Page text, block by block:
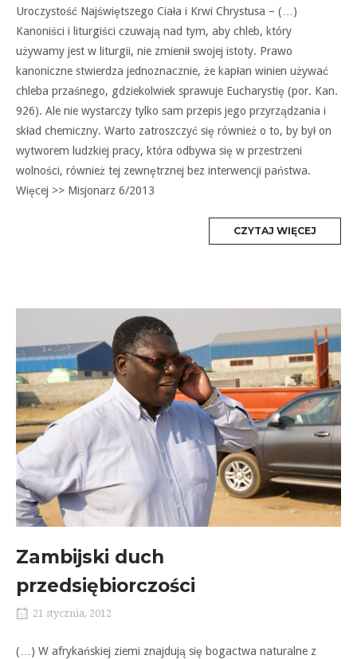
Uroczystość Najświętszego Ciała i Krwi Chrystusa – (…)
Kanoniści i liturgiści czuwają nad tym, aby chleb, który
używamy jest w liturgii, nie zmienił swojej istoty. Prawo
kanoniczne stwierdza jednoznacznie, że kapłan winien używać
chleba przaśnego, gdziekolwiek sprawuje Eucharystię (por. Kan.
926). Ale nie wystarczy tylko sam przepis jego przyrządzania i
skład chemiczny. Warto zatroszczyć się również o to, by był on
wytworem ludzkiej pracy, która odbywa się w przestrzeni
wolności, również tej zewnętrznej bez interwencji państwa.
Więcej >> Misjonarz 6/2013
CZYTAJ WIĘCEJ
Zambijski duch
przedsiębiorczości
21 stycznia, 2012
(…) W afrykańskiej ziemi znajdują się bogactwa naturalne z